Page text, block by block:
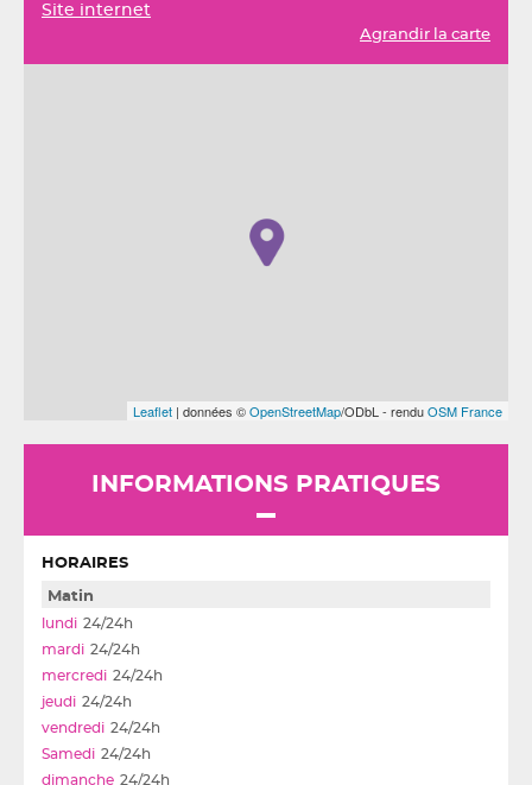
Site internet
Agrandir la carte
Leaflet | données ©OpenStreetMap/ODbL - renduOSM France
INFORMATIONS PRATIQUES
HORAIRES
Matin
24/24h
24/24h
24/24h
24/24h
24/24h
24/24h
24/24h